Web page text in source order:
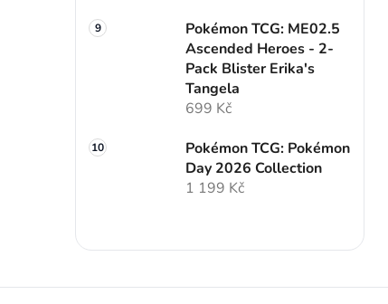
Pokémon TCG: ME02.5
Ascended Heroes - 2-
Pack Blister Erika's
Tangela
699 Kč
Pokémon TCG: Pokémon
Day 2026 Collection
1 199 Kč